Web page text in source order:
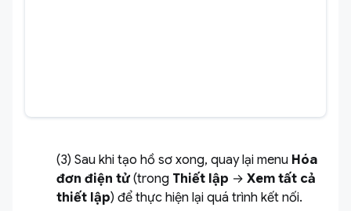
(3) Sau khi tạo hồ sơ xong, quay lại menu Hóa
đơn điện tử(trong Thiết lập → Xem tất cả
thiết lập) để thực hiện lại quá trình kết nối.